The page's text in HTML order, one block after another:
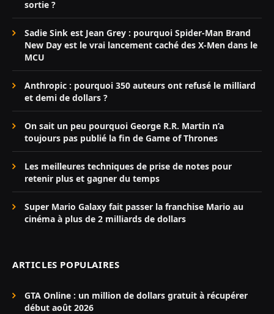
sortie ?
Sadie Sink est Jean Grey : pourquoi Spider-Man Brand
New Day est le vrai lancement caché des X-Men dans le
MCU
Anthropic : pourquoi 350 auteurs ont refusé le milliard
et demi de dollars ?
On sait un peu pourquoi George R.R. Martin n’a
toujours pas publié la fin de Game of Thrones
Les meilleures techniques de prise de notes pour
retenir plus et gagner du temps
Super Mario Galaxy fait passer la franchise Mario au
cinéma à plus de 2 milliards de dollars
ARTICLES POPULAIRES
GTA Online : un million de dollars gratuit à récupérer
début août 2026